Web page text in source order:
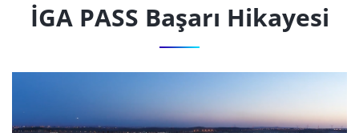
İGA PASS Başarı Hikayesi